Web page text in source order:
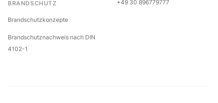
BRANDSCHUTZ
Brandschutzkonzepte
Brandschutznachweis nach DIN
4102-1
+49 30 896779777